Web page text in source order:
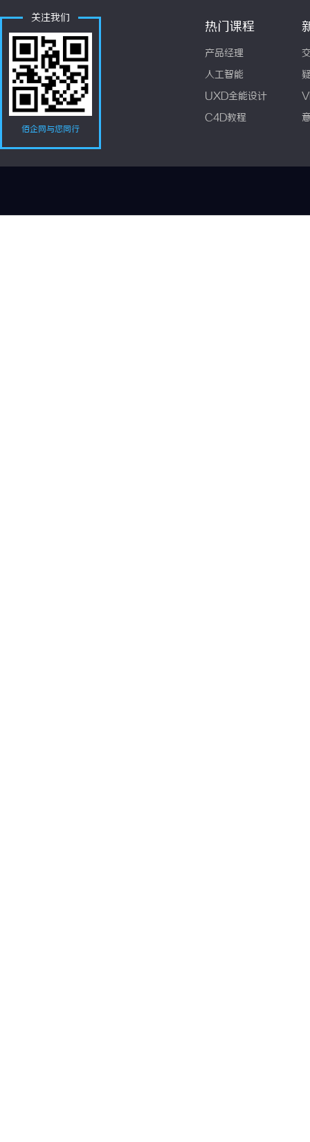
关注我们
佰企网与您同行
热门课程
产品经理
人工智能
UXD全能设计
C4D教程